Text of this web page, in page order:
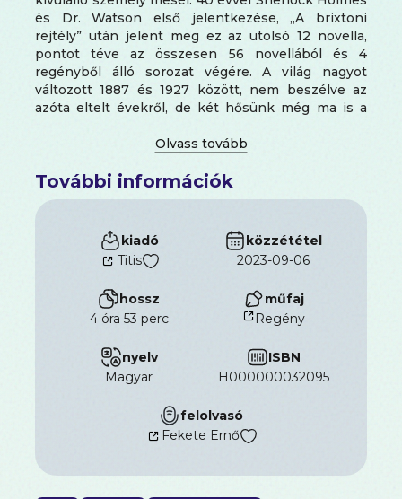
és Dr. Watson első jelentkezése, „A brixtoni
rejtély” után jelent meg ez az utolsó 12 novella,
pontot téve az összesen 56 novellából és 4
regényből álló sorozat végére. A világ nagyot
változott 1887 és 1927 között, nem beszélve az
azóta eltelt évekről, de két hősünk még ma is a
mintha egyre nagyobb szükségünk lenne.
További információk
kiadó
Titis
közzététel
2023-09-06
hossz
4 óra 53 perc
műfaj
Regény
nyelv
magyar
ISBN
H000000032095
felolvasó
Fekete Ernő